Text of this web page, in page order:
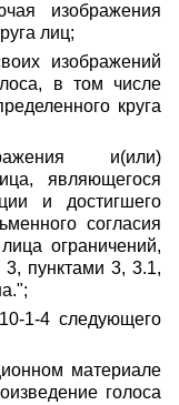
изображения
лиц;
изображений
в том числе
круга
и(или)
являющегося
и достигшего
согласия
ограничений,
3, пунктами 3, 3.1,
1-4 следующего
материале
голоса